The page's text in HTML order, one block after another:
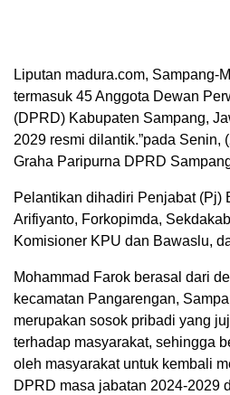
Liputan madura.com, Sampang-
termasuk 45 Anggota Dewan
(DPRD) Kabupaten Sampang,
2029 resmi dilantik.”pada Senin,
Graha Paripurna DPRD
Pelantikan dihadiri Penjabat (Pj)
Arifiyanto, Forkopimda,
Komisioner KPU dan Bawaslu,
Mohammad Farok berasal dari
kecamatan Pangarengan,
merupakan sosok pribadi yang
terhadap masyarakat, sehingga
oleh masyarakat untuk kembali
DPRD masa jabatan 2024-2029